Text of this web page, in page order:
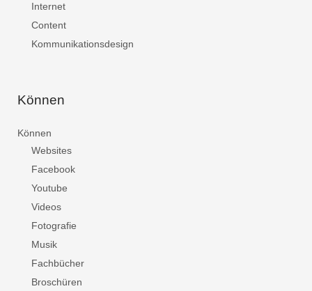
Internet
Content
Kommunikationsdesign
Können
Können
Websites
Facebook
Youtube
Videos
Fotografie
Musik
Fachbücher
Broschüren